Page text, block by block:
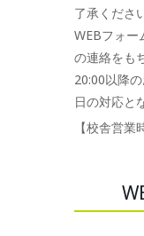
了承くださ
WEBフォー
の連絡をも
20:00以降
日の対応と
【校舎営業